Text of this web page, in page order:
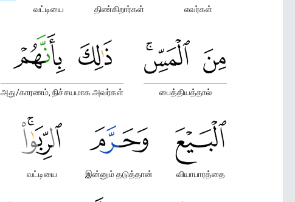
எவர்கள்
திண்கிறார்கள்
வட்டியை
பைத்தியத்தால்
அது/காரணம், நிச்சயமாக அவர்கள்
வியாபாரத்தை
இன்னும் தடுத்தான்
வட்டியை